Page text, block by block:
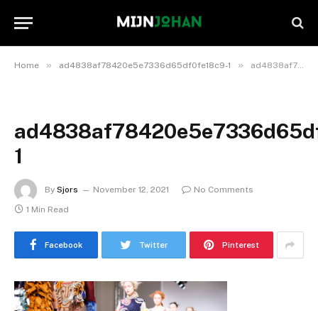
Home » ad4838af78420e5e7336d65df0fe18c9-1 » ad4838af78420e5e7336d65df0fe18c9-1
1
By Sjors November 12, 2021
No Comments
1 Min Read
Facebook Twitter Pinterest